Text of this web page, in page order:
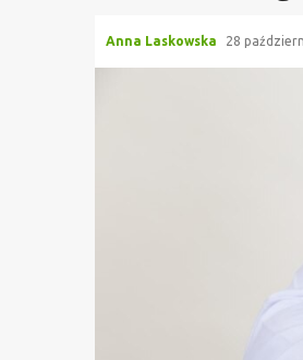
Anna Laskowska 28